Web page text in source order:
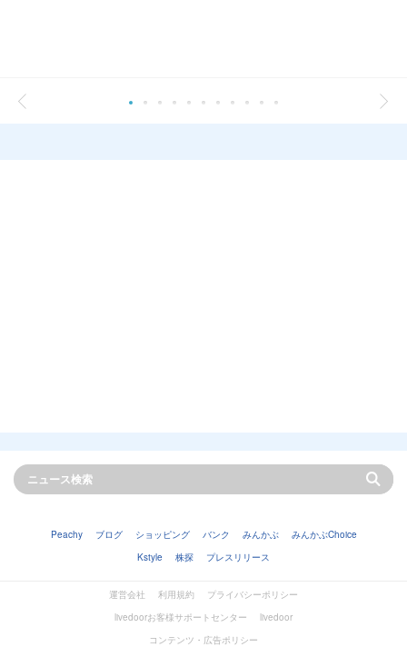
Peachy ブログ ショッピング バンク みんかぶ
みんかぶChoice
Kstyle
株探 プレスリリース
運営会社 利用規約
プライバシーポリシー
livedoorお客様サポートセンター
livedoor
コンテンツ・広告ポリシー